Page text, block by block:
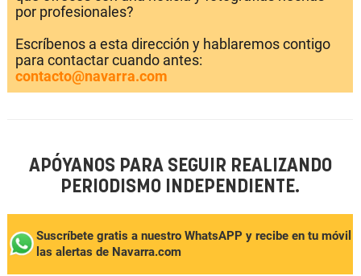
por profesionales?
Escríbenos a esta dirección y hablaremos contigo
para contactar cuando antes:
contacto@navarra.com
APÓYANOS PARA SEGUIR REALIZANDO
PERIODISMO INDEPENDIENTE.
Suscríbete gratis a nuestro WhatsAPP y recibe en tu móvil
las alertas de Navarra.com